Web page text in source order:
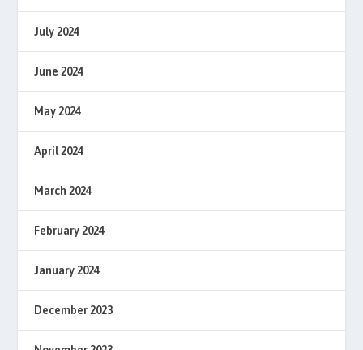
July 2024
June 2024
May 2024
April 2024
March 2024
February 2024
January 2024
December 2023